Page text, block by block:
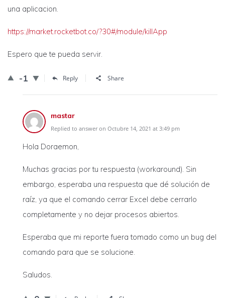
una aplicacion.
https://market.rocketbot.co/?30#/module/killApp
Espero que te pueda servir.
-1 Reply Share
mastar
Replied to answer on Octubre 14, 2021 at 3:49 pm
Hola Doraemon,
Muchas gracias por tu respuesta (workaround). Sin
embargo, esperaba una respuesta que dé solución de
raíz, ya que el comando cerrar Excel debe cerrarlo
completamente y no dejar procesos abiertos.
Esperaba que mi reporte fuera tomado como un bug del
comando para que se solucione.
Saludos.